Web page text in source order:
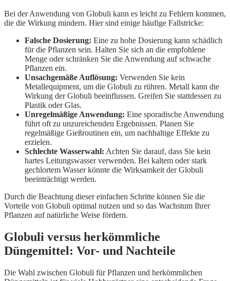
Bei der Anwendung von Globuli kann es leicht zu Fehlern kommen,
die die Wirkung mindern. Hier sind einige häufige Fallstricke:
Falsche Dosierung: Eine zu hohe Dosierung kann schädlich
für die Pflanzen sein. Halten Sie sich an die empfohlene
Menge oder schränken Sie die Anwendung auf schwache
Pflanzen ein.
Unsachgemäße Auflösung: Verwenden Sie kein
Metallequipment, um die Globuli zu rühren. Metall kann die
Wirkung der Globuli beeinflussen. Greifen Sie stattdessen zu
Plastik oder Glas.
Unregelmäßige Anwendung: Eine sporadische Anwendung
führt oft zu unzureichenden Ergebnissen. Planen Sie
regelmäßige Gießroutinen ein, um nachhaltige Effekte zu
erzielen.
Schlechte Wasserwahl: Achten Sie darauf, dass Sie kein
hartes Leitungswasser verwenden. Bei kaltem oder stark
gechlortem Wasser könnte die Wirksamkeit der Globuli
beeinträchtigt werden.
Durch die Beachtung dieser einfachen Schritte können Sie die
Vorteile von Globuli optimal nutzen und so das Wachstum Ihrer
Pflanzen auf natürliche Weise fördern.
Globuli versus herkömmliche
Düngemittel: Vor- und Nachteile
Die Wahl zwischen Globuli für Pflanzen und herkömmlichen